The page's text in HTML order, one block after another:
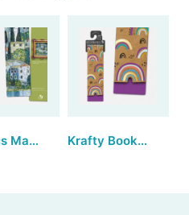
Classics Magnetic Bookmarks - Kirche in Cassone (set van 3) Krafty Bookmarks - Rainbow (set van 3)